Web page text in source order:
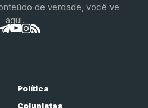
de verdade, você ve
aqui.
Política
Colunistas